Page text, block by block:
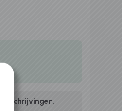
Inschrijvingen.